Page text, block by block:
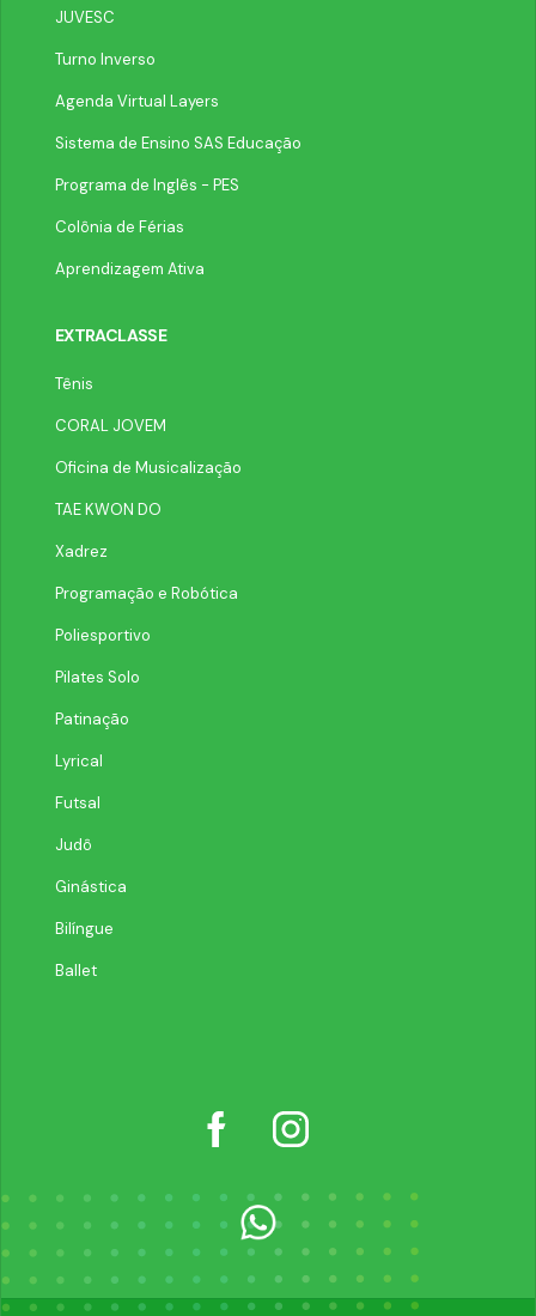
JUVESC
Turno Inverso
Agenda Virtual Layers
Sistema de Ensino SAS Educação
Programa de Inglês - PES
Colônia de Férias
Aprendizagem Ativa
EXTRACLASSE
Tênis
CORAL JOVEM
Oficina de Musicalização
TAE KWON DO
Xadrez
Programação e Robótica
Poliesportivo
Pilates Solo
Patinação
Lyrical
Futsal
Judô
Ginástica
Bilíngue
Ballet